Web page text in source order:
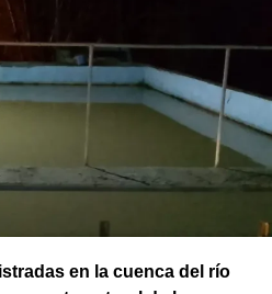
en la cuenca del río